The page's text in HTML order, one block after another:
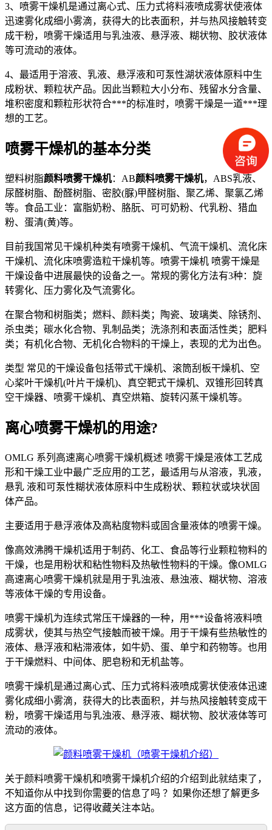
3、喷雾干燥机是通过离心式、压力式将料液喷成雾状使液体
迅速雾化成细小雾滴，获得大的比表面积，并与热风接触转变
成干粉，喷雾干燥适用与乳浊液、悬浮液、糊状物、胶状液体
等可流动的液体。
4、最适用于溶液、乳液、悬浮液和可泵性湖状液体原料中生
成粉状、颗粒状产品。因此当颗粒大小分布、残留水分含量、
堆积密度和颗粒形状符合***的标准时，喷雾干燥是一道***理
想的工艺。
喷雾干燥机的基本分类
塑料树脂颜料喷雾干燥机：AB颜料喷雾干燥机，ABS乳液、
尿醛树脂、酚醛树脂、密胶(脲)甲醛树脂、聚乙烯、聚氯乙烯
等。食品工业：富脂奶粉、胳朊、可可奶粉、代乳粉、猎血
粉、蛋清(黄)等。
目前我国常见干燥机种类有喷雾干燥机、气流干燥机、流化床
干燥机、流化床喷雾造粒干燥机等。喷雾干燥机 喷雾干燥是
干燥设备中进展最快的设备之一。常规的雾化方法有3种：旋
转雾化、压力雾化及气流雾化。
在聚合物和树脂类；燃料、颜料类；陶瓷、玻璃类、除锈剂、
杀虫类；碳水化合物、乳制品类；洗涤剂和表面活性类；肥料
类；有机化合物、无机化合物料的干燥上，表现的尤为出色。
类型 常见的干燥设备包括带式干燥机、滚筒刮板干燥机、空
心桨叶干燥机(叶片干燥机)、真空靶式干燥机、双锥形回转真
空干燥器、喷雾干燥机、真空烘箱、旋转闪蒸干燥机等。
离心喷雾干燥机的用途?
OMLG 系列高速离心喷雾干燥机概述 喷雾干燥是液体工艺成
形和干燥工业中最广乏应用的工艺，最适用与从溶液，乳液，
悬乳 液和可泵性糊状液体原料中生成粉状、颗粒状或块状固
体产品。
主要适用于悬浮液体及高粘度物料或固含量液体的喷雾干燥。
像高效沸腾干燥机适用于制药、化工、食品等行业颗粒物料的
干燥，也是用粉状和粘性物料及热敏性物料的干燥。像OMLG
高速离心喷雾干燥机就是用于乳浊液、悬浊液、糊状物、溶液
等液体干燥的专用设备。
喷雾干燥机为连续式常压干燥器的一种，用***设备将液料喷
成雾状，使其与热空气接触而被干燥。用于干燥有些热敏性的
液体、悬浮液和粘滞液体，如牛奶、蛋、单宁和药物等。也用
于干燥燃料、中间体、肥皂粉和无机盐等。
喷雾干燥机是通过离心式、压力式将料液喷成雾状使液体迅速
雾化成细小雾滴，获得大的比表面积，并与热风接触转变成干
粉，喷雾干燥适用与乳浊液、悬浮液、糊状物、胶状液体等可
流动的液体。
关于颜料喷雾干燥机和喷雾干燥机介绍的介绍到此就结束了，
不知道你从中找到你需要的信息了吗 ？如果你还想了解更多
这方面的信息，记得收藏关注本站。